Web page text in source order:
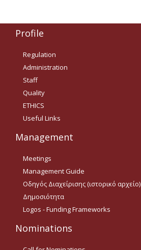
Οδηγίες για προμήθεια
ειδών/παροχή υπηρεσιών
Οδηγίες με βάση τον
Ν.4957/2022
Guidelines Archive
News
Nominations
Call for Nominations
Nominations Results
Profile
Regulation
Administration
Staff
Quality
ETHICS
Useful Links
Management
Meetings
Management Guide
Οδηγός Διαχείρισης (ιστορικό αρχείο)
Δημοσιότητα
Logos - Funding Frameworks
Nominations